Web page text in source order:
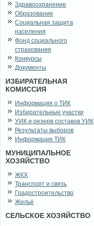
Здравоохранение
Образование
Социальная защита
населения
Фонд социального
страхования
Конкурсы
Документы
ИЗБИРАТЕЛЬНАЯ
КОМИССИЯ
Информация о ТИК
Избирательные участки
УИК и резерв составов УИК
Результаты выборов
Информация ТИК
МУНИЦИПАЛЬНОЕ
ХОЗЯЙСТВО
ЖКХ
Транспорт и связь
Градостроительство
Жильё
СЕЛЬСКОЕ ХОЗЯЙСТВО